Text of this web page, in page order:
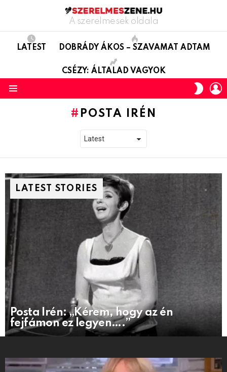
A szerelmesek oldala
LATEST DOBRÁDY ÁKOS – SZAVAMAT ADTAM
CSÉZY: ÁLTALAD VAGYOK
SKIN
POSTA IRÉN
LATEST STORIES
Posta Irén: „Kérem, hogy az én
fejfámon ez legyen….”